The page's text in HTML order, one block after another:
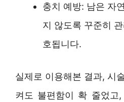
충치 예방: 남은 자
지 않도록 꾸준히
호됩니다.
실제로 이용해본 결과, 시
켜도 불편함이 확 줄었고